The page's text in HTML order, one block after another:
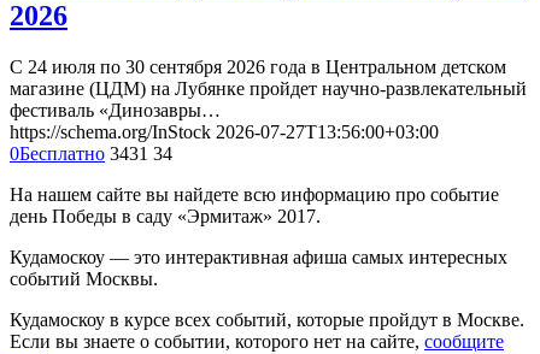
2026
С 24 июля по 30 сентября 2026 года в Центральном детском
магазине (ЦДМ) на Лубянке пройдет научно-развлекательный
фестиваль «Динозавры…
https://schema.org/InStock 2026-07-27T13:56:00+03:00
0Бесплатно 3431 34
На нашем сайте вы найдете всю информацию про событие
день Победы в саду «Эрмитаж» 2017.
Кудамоскоу — это интерактивная афиша самых интересных
событий Москвы.
Кудамоскоу в курсе всех событий, которые пройдут в Москве.
Если вы знаете о событии, которого нет на сайте, сообщите